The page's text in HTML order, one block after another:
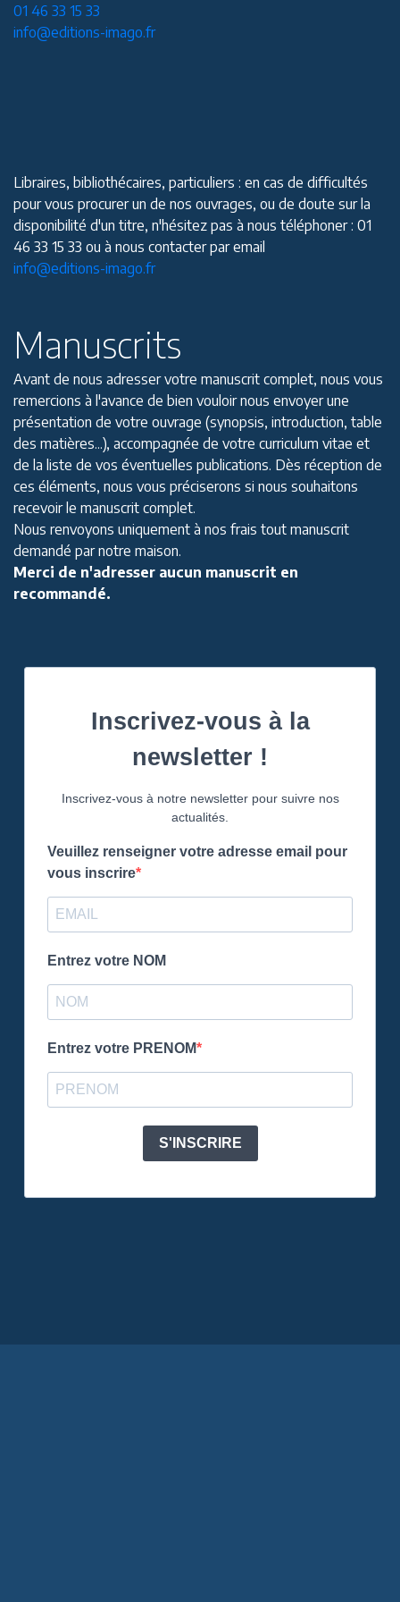
01 46 33 15 33
info@editions-imago.fr
Libraires, bibliothécaires, particuliers : en cas de difficultés
pour vous procurer un de nos ouvrages, ou de doute sur la
disponibilité d'un titre, n'hésitez pas à nous téléphoner : 01
46 33 15 33 ou à nous contacter par email
info@editions-imago.fr
Manuscrits
Avant de nous adresser votre manuscrit complet, nous vous
remercions à l'avance de bien vouloir nous envoyer une
présentation de votre ouvrage (synopsis, introduction, table
des matières...), accompagnée de votre curriculum vitae et
de la liste de vos éventuelles publications. Dès réception de
ces éléments, nous vous préciserons si nous souhaitons
recevoir le manuscrit complet.
Nous renvoyons uniquement à nos frais tout manuscrit
demandé par notre maison.
Merci de n'adresser aucun manuscrit en
recommandé.
Inscrivez-vous à la
newsletter !
Inscrivez-vous à notre newsletter pour suivre nos
actualités.
Veuillez renseigner votre adresse email pour
vous inscrire
Entrez votre NOM
Entrez votre PRENOM
S'INSCRIRE